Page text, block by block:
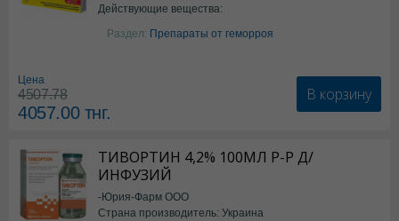
Действующие вещества:
Бензокаин
Раздел: Препараты от геморроя
Цена
4507.78
4057.00тнг.
В корзину
ТИВОРТИН 4,2% 100МЛ Р-Р Д/
ИНФУЗИЙ
-Юрия-Фарм ООО
Страна производитель: Украина